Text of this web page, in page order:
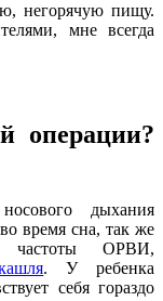
негорячую пищу.
мне всегда
операции?
дыхания
время сна, так же
частоты ОРВИ,
. У ребенка
себя гораздо